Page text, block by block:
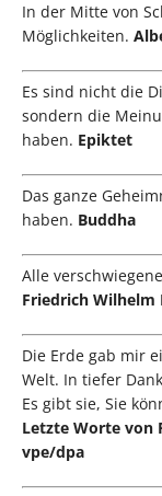
In der Mitte von
Möglichkeiten.
Es sind nicht die
sondern die
haben. Epiktet
Das ganze
haben. Buddha
Alle
Friedrich Wilhelm
Die Erde gab mir
Welt. In tiefer
Es gibt sie, Sie
Letzte Worte von
vpe/dpa